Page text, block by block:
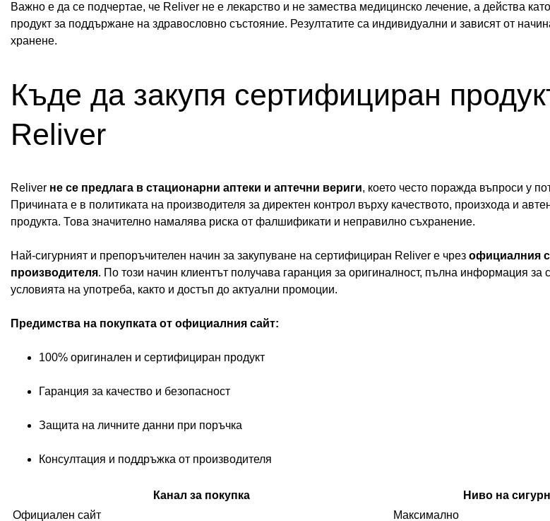
Важно е да се подчертае, че Reliver не е лекарство и не замества медицинско лечение, а действа
продукт за поддържане на здравословно състояние. Резултатите са индивидуални и зависят от
хранене.
Къде да закупя сертифициран
Reliver
Reliver не се предлага в стационарни аптеки и аптечни вериги, което често поражда въпроси у
Причината е в политиката на производителя за директен контрол върху качеството, произхода и
продукта. Това значително намалява риска от фалшификати и неправилно съхранение.
Най-сигурният и препоръчителен начин за закупуване на сертифициран Reliver е чрез официалния
производителя. По този начин клиентът получава гаранция за оригиналност, пълна информация за
условията на употреба, както и достъп до актуални промоции.
Предимства на покупката от официалния сайт:
100% оригинален и сертифициран продукт
Гаранция за качество и безопасност
Защита на личните данни при поръчка
Консултация и поддръжка от производителя
Канал за покупка
Ниво на
Официален сайт
Максимално